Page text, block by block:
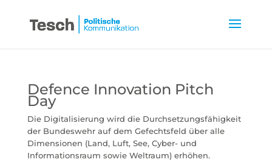
Defence Innovation Pitch
Day
Die Digitalisierung wird die Durchsetzungsfähigkeit
der Bundeswehr auf dem Gefechtsfeld über alle
Dimensionen (Land, Luft, See, Cyber- und
Informationsraum sowie Weltraum) erhöhen.